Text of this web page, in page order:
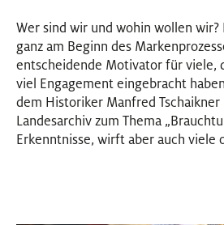
Wer sind wir und wohin wollen wir?
ganz am Beginn des
entscheidende Motivator für viele,
viel Engagement eingebracht
dem Historiker Manfred
Landesarchiv zum Thema
Erkenntnisse, wirft aber auch viele